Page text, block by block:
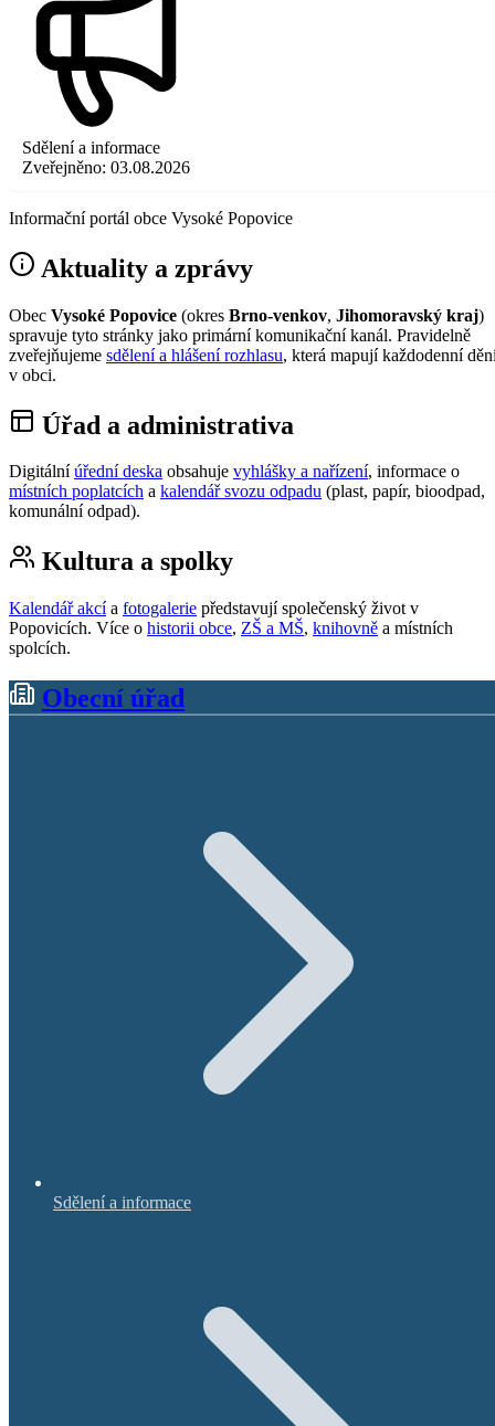
Sdělení a informace
Zveřejněno: 03.08.2026
Informační portál obce Vysoké Popovice
Aktuality a zprávy
Obec Vysoké Popovice (okres Brno-venkov, Jihomoravský kraj)
spravuje tyto stránky jako primární komunikační kanál. Pravidelně
zveřejňujeme sdělení a hlášení rozhlasu, která mapují každodenní
v obci.
Úřad a administrativa
Digitální úřední deska obsahuje vyhlášky a nařízení, informace o
místních poplatcích a kalendář svozu odpadu (plast, papír, bioodpad,
komunální odpad).
Kultura a spolky
Kalendář akcía fotogalerie představují společenský život v
Popovicích. Více o historii obce, ZŠ a MŠ, knihovně a místních
spolcích.
Obecní úřad
Sdělení a informace